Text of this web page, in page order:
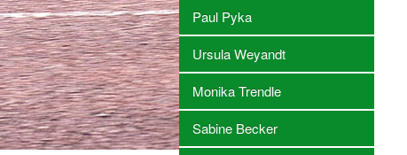
Paul Pyka
Ursula Weyandt
Monika Trendle
Sabine Becker